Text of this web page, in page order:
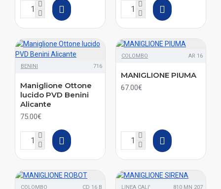
BENINI 716
Maniglione Ottone
lucido PVD Benini
Alicante
75.00€
COLOMBO AR 16
MANIGLIONE PIUMA
67.00€
COLOMBO CD 16 B LINEA CALI' 810 MN 207